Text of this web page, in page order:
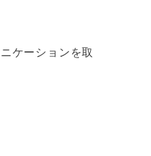
ケーションを取